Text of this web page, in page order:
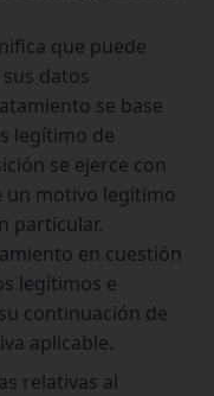
que puede
datos
se base
legítimo de
se ejerce con
un motivo legítimo
particular.
en cuestión
legítimos e
continuación de
aplicable.
relativas al